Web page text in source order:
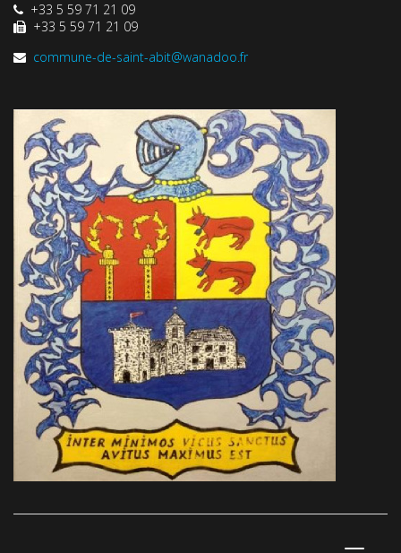
+33 5 59 71 21 09
+33 5 59 71 21 09
commune-de-saint-abit@wanadoo.fr